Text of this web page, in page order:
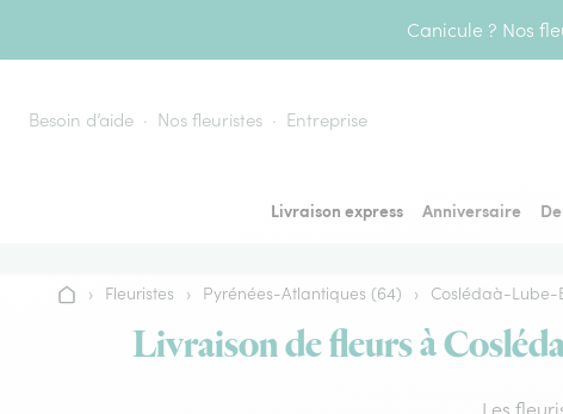
Canicule ? Nos
Besoin d’aide Nos fleuristes Entreprise
Livraison express Anniversaire
Accueil
› Fleuristes › Pyrénées-Atlantiques (64) › Coslédaà-Lube-
Livraison de fleurs à
Les